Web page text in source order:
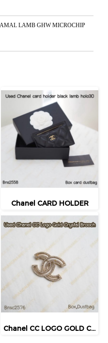
LAMB GHW MICROCHIP
Chanel CARD HOLDER
Chanel CC LOGO GOLD CRYSTAL BROOCH